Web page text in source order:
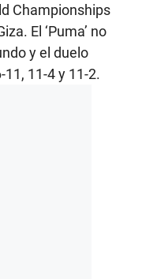
Championships
El ‘Puma’ no
y el duelo
11-4 y 11-2.